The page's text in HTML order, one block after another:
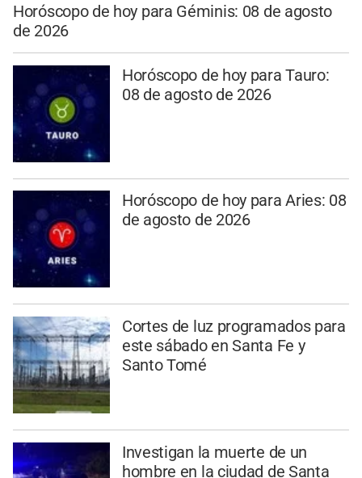
Horóscopo de hoy para Géminis: 08 de agosto
de 2026
Horóscopo de hoy para Tauro:
08 de agosto de 2026
Horóscopo de hoy para Aries: 08
de agosto de 2026
Cortes de luz programados para
este sábado en Santa Fe y
Santo Tomé
Investigan la muerte de un
hombre en la ciudad de Santa